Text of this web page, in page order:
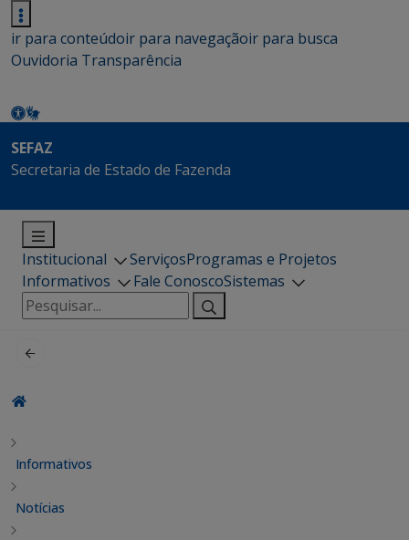
ir para conteúdoir para navegaçãoir para busca
Ouvidoria Transparência
SEFAZ
Secretaria de Estado de Fazenda
Institucional ServiçosProgramas e Projetos
Informativos
Fale ConoscoSistemas
Pesquisar
por:
Informativos
Notícias